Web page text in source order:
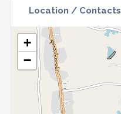
Location / Contacts
+
−